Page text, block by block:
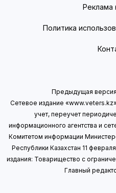
Реклама
Политика
Предыдущая версия
Сетевое издание
учет, переучет
информационного агентства и
Комитетом информации
Республики Казахстан 11
издания: Товарищество с
Главный